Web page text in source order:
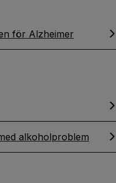
för Alzheimer
alkoholproblem